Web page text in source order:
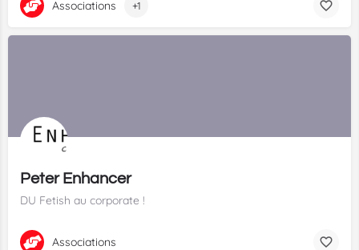
Associations +1
Peter Enhancer
DU Fetish au corporate !
Associations